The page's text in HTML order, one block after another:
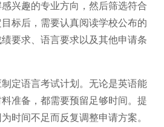
趣的专业方向，然后筛选符合
标后，需要认真阅读学校公布的
要求、语言要求以及其他申请条
语言考试计划。无论是英语能
准备，都需要预留足够时间。提
时间不足而反复调整申请方案。